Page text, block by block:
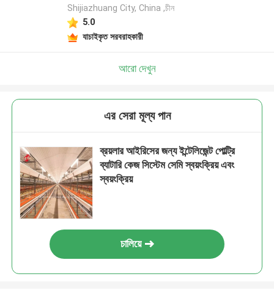
Shijiazhuang City, China ,চীন
5.0
যাচাইকৃত সরবরাহকারী
আরো দেখুন
এর সেরা মূল্য পান
ব্রয়লার আইরিসের জন্য ইন্টেলিজেন্ট পোল্ট্রি
ব্যাটারি কেজ সিস্টেম সেমি স্বয়ংক্রিয় এবং
স্বয়ংক্রিয়
চালিয়ে